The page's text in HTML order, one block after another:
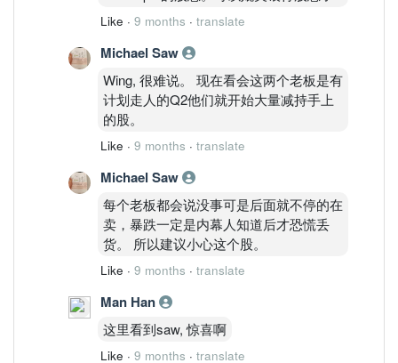
Like · 9 months · translate
Michael Saw
Wing, 很难说。 现在看会这两个老板是有
计划走人的Q2他们就开始大量减持手上
的股。
Like · 9 months · translate
Michael Saw
每个老板都会说没事可是后面就不停的在
卖，暴跌一定是内幕人知道后才恐慌丢
货。 所以建议小心这个股。
Like · 9 months · translate
Man Han
这里看到saw, 惊喜啊
Like · 9 months · translate